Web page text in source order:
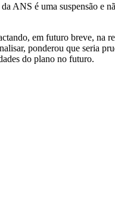
ANS é uma suspensão e
em futuro breve, na
ponderou que seria
do plano no futuro.